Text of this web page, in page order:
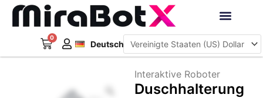
Zum
0
WarenkorbDeutsch
Français
日本語
Zoom
Interaktive Roboter
Duschhalterung